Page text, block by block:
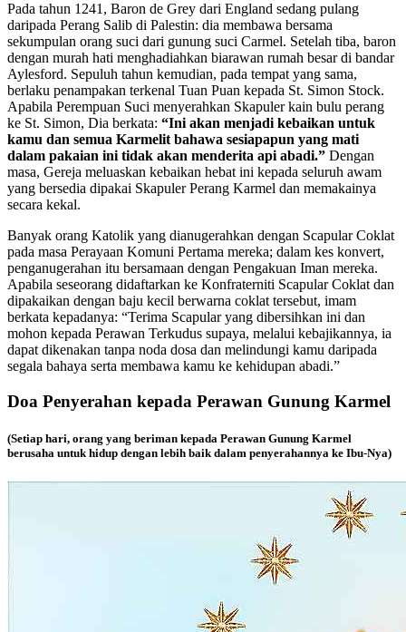
Pada tahun 1241, Baron de Grey dari England sedang pulang
daripada Perang Salib di Palestin: dia membawa bersama
sekumpulan orang suci dari gunung suci Carmel. Setelah tiba, baron
dengan murah hati menghadiahkan biarawan rumah besar di bandar
Aylesford. Sepuluh tahun kemudian, pada tempat yang sama,
berlaku penampakan terkenal Tuan Puan kepada St. Simon Stock.
Apabila Perempuan Suci menyerahkan Skapuler kain bulu perang
ke St. Simon, Dia berkata: “Ini akan menjadi kebaikan untuk
kamu dan semua Karmelit bahawa sesiapapun yang mati
dalam pakaian ini tidak akan menderita api abadi.” Dengan
masa, Gereja meluaskan kebaikan hebat ini kepada seluruh awam
yang bersedia dipakai Skapuler Perang Karmel dan memakainya
secara kekal.
Banyak orang Katolik yang dianugerahkan dengan Scapular Coklat
pada masa Perayaan Komuni Pertama mereka; dalam kes konvert,
penganugerahan itu bersamaan dengan Pengakuan Iman mereka.
Apabila seseorang didaftarkan ke Konfraterniti Scapular Coklat dan
dipakaikan dengan baju kecil berwarna coklat tersebut, imam
berkata kepadanya: “Terima Scapular yang dibersihkan ini dan
mohon kepada Perawan Terkudus supaya, melalui kebajikannya, ia
dapat dikenakan tanpa noda dosa dan melindungi kamu daripada
segala bahaya serta membawa kamu ke kehidupan abadi.”
Doa Penyerahan kepada Perawan Gunung Karmel
(Setiap hari, orang yang beriman kepada Perawan Gunung Karmel
berusaha untuk hidup dengan lebih baik dalam penyerahannya ke Ibu-Nya)